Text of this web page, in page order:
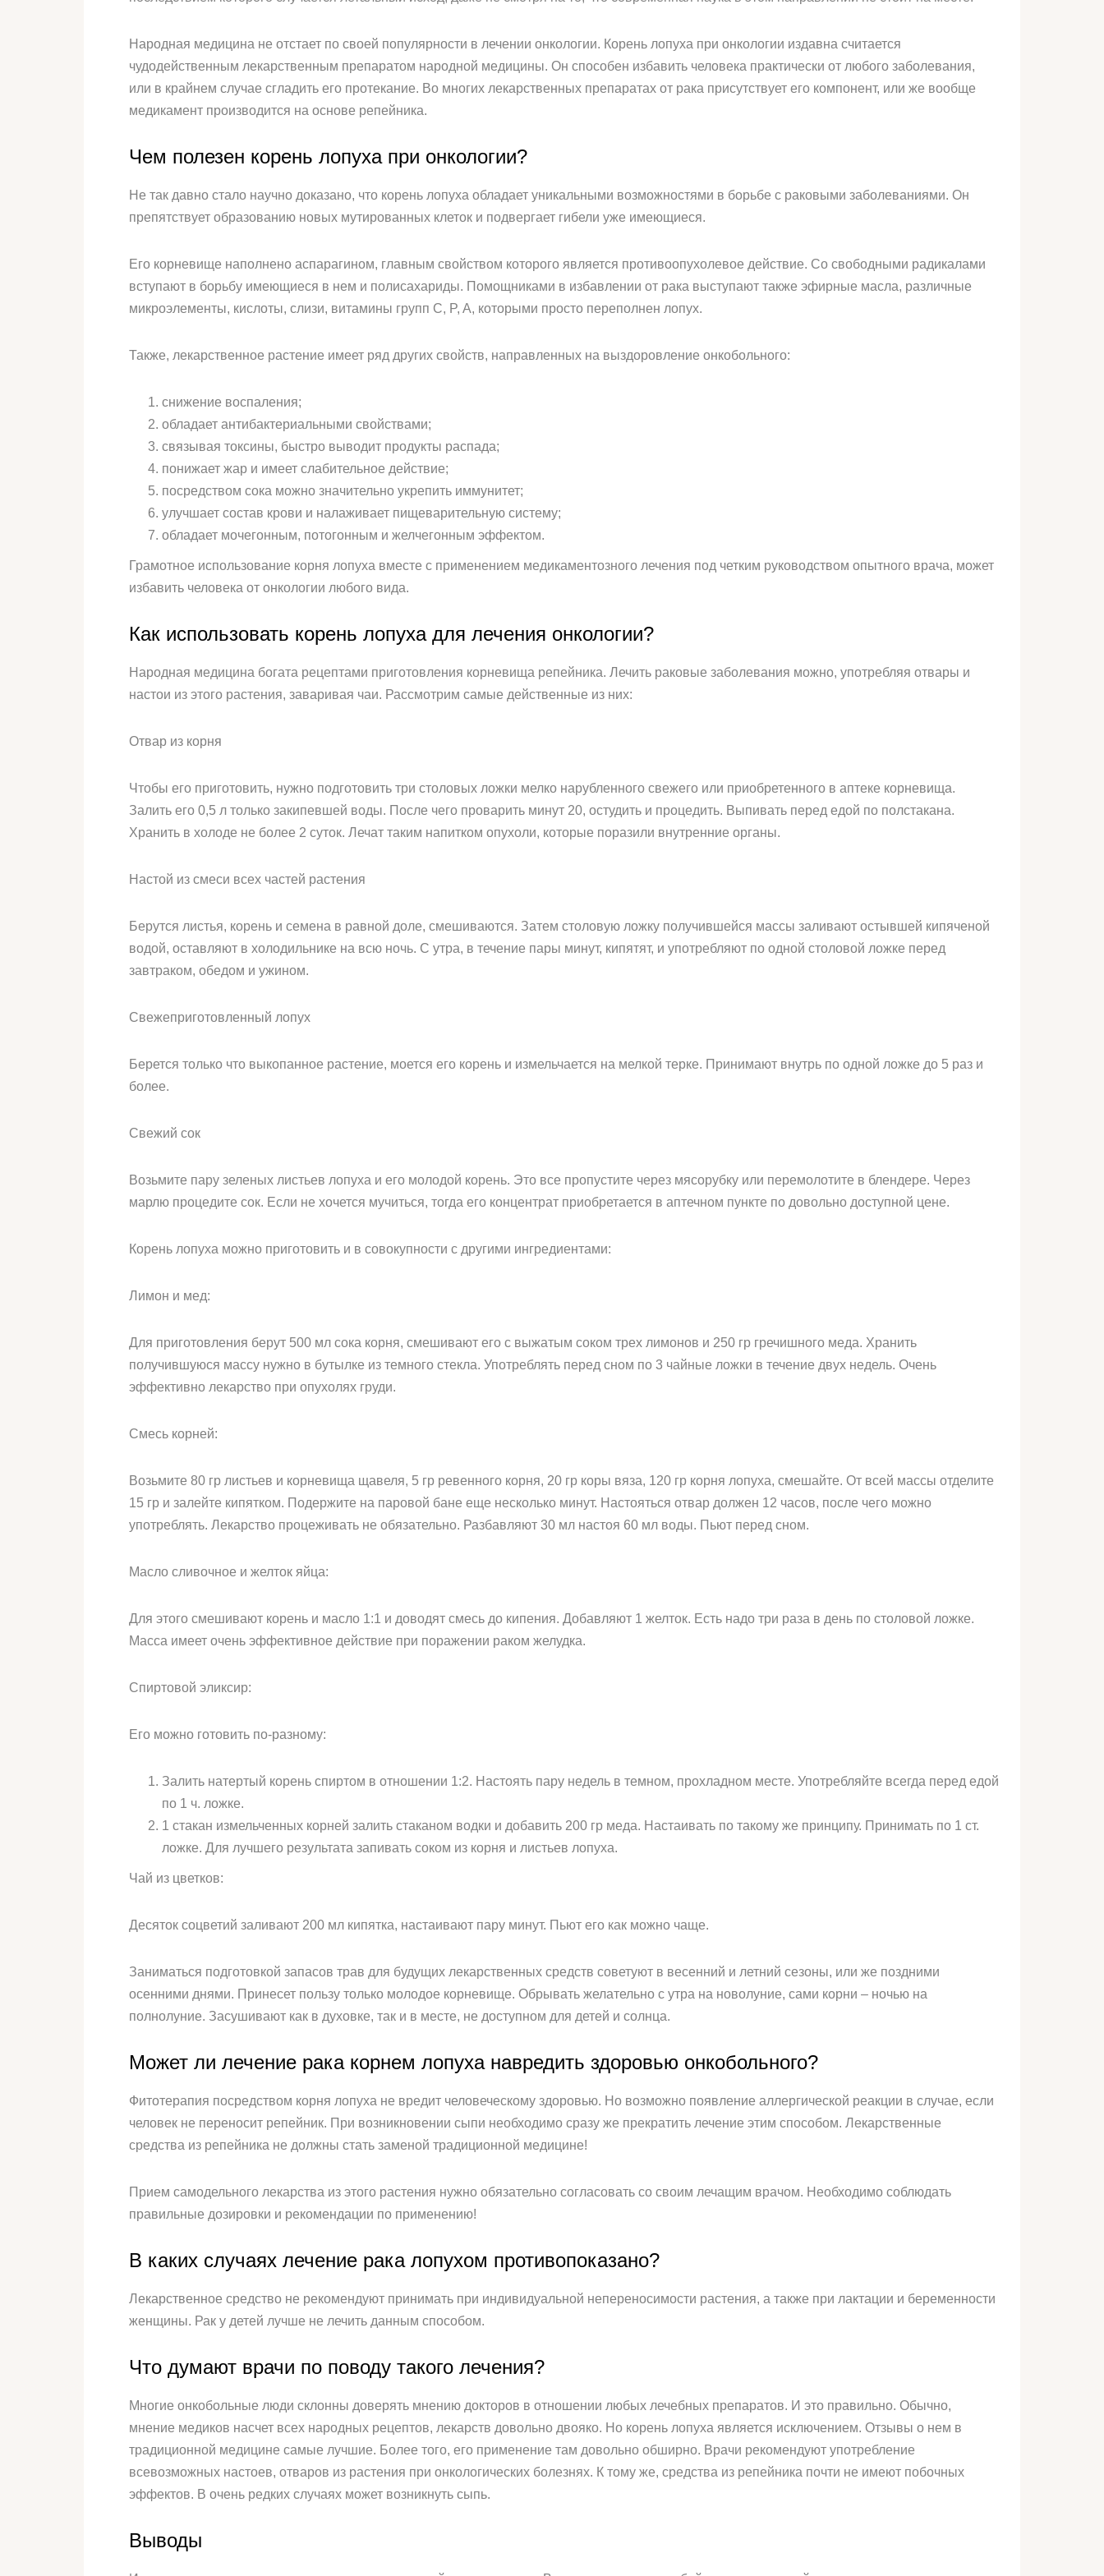
Народная медицина не отстает по своей популярности в лечении онкологии. Корень лопуха при онкологии издавна считается
чудодейственным лекарственным препаратом народной медицины. Он способен избавить человека практически от любого заболевания,
или в крайнем случае сгладить его протекание. Во многих лекарственных препаратах от рака присутствует его компонент, или же вообще
медикамент производится на основе репейника.
Чем полезен корень лопуха при онкологии?
Не так давно стало научно доказано, что корень лопуха обладает уникальными возможностями в борьбе с раковыми заболеваниями. Он
препятствует образованию новых мутированных клеток и подвергает гибели уже имеющиеся.
Его корневище наполнено аспарагином, главным свойством которого является противоопухолевое действие. Со свободными радикалами
вступают в борьбу имеющиеся в нем и полисахариды. Помощниками в избавлении от рака выступают также эфирные масла, различные
микроэлементы, кислоты, слизи, витамины групп C, P, A, которыми просто переполнен лопух.
Также, лекарственное растение имеет ряд других свойств, направленных на выздоровление онкобольного:
снижение воспаления;
обладает антибактериальными свойствами;
связывая токсины, быстро выводит продукты распада;
понижает жар и имеет слабительное действие;
посредством сока можно значительно укрепить иммунитет;
улучшает состав крови и налаживает пищеварительную систему;
обладает мочегонным, потогонным и желчегонным эффектом.
Грамотное использование корня лопуха вместе с применением медикаментозного лечения под четким руководством опытного врача, может
избавить человека от онкологии любого вида.
Как использовать корень лопуха для лечения онкологии?
Народная медицина богата рецептами приготовления корневища репейника. Лечить раковые заболевания можно, употребляя отвары и
настои из этого растения, заваривая чаи. Рассмотрим самые действенные из них:
Отвар из корня
Чтобы его приготовить, нужно подготовить три столовых ложки мелко нарубленного свежего или приобретенного в аптеке корневища.
Залить его 0,5 л только закипевшей воды. После чего проварить минут 20, остудить и процедить. Выпивать перед едой по полстакана.
Хранить в холоде не более 2 суток. Лечат таким напитком опухоли, которые поразили внутренние органы.
Настой из смеси всех частей растения
Берутся листья, корень и семена в равной доле, смешиваются. Затем столовую ложку получившейся массы заливают остывшей кипяченой
водой, оставляют в холодильнике на всю ночь. С утра, в течение пары минут, кипятят, и употребляют по одной столовой ложке перед
завтраком, обедом и ужином.
Свежеприготовленный лопух
Берется только что выкопанное растение, моется его корень и измельчается на мелкой терке. Принимают внутрь по одной ложке до 5 раз и
более.
Свежий сок
Возьмите пару зеленых листьев лопуха и его молодой корень. Это все пропустите через мясорубку или перемолотите в блендере. Через
марлю процедите сок. Если не хочется мучиться, тогда его концентрат приобретается в аптечном пункте по довольно доступной цене.
Корень лопуха можно приготовить и в совокупности с другими ингредиентами:
Лимон и мед:
Для приготовления берут 500 мл сока корня, смешивают его с выжатым соком трех лимонов и 250 гр гречишного меда. Хранить
получившуюся массу нужно в бутылке из темного стекла. Употреблять перед сном по 3 чайные ложки в течение двух недель. Очень
эффективно лекарство при опухолях груди.
Смесь корней:
Возьмите 80 гр листьев и корневища щавеля, 5 гр ревенного корня, 20 гр коры вяза, 120 гр корня лопуха, смешайте. От всей массы отделите
15 гр и залейте кипятком. Подержите на паровой бане еще несколько минут. Настояться отвар должен 12 часов, после чего можно
употреблять. Лекарство процеживать не обязательно. Разбавляют 30 мл настоя 60 мл воды. Пьют перед сном.
Масло сливочное и желток яйца:
Для этого смешивают корень и масло 1:1 и доводят смесь до кипения. Добавляют 1 желток. Есть надо три раза в день по столовой ложке.
Масса имеет очень эффективное действие при поражении раком желудка.
Спиртовой эликсир:
Его можно готовить по-разному:
Залить натертый корень спиртом в отношении 1:2. Настоять пару недель в темном, прохладном месте. Употребляйте всегда перед едой
по 1 ч. ложке.
1 стакан измельченных корней залить стаканом водки и добавить 200 гр меда. Настаивать по такому же принципу. Принимать по 1 ст.
ложке. Для лучшего результата запивать соком из корня и листьев лопуха.
Чай из цветков:
Десяток соцветий заливают 200 мл кипятка, настаивают пару минут. Пьют его как можно чаще.
Заниматься подготовкой запасов трав для будущих лекарственных средств советуют в весенний и летний сезоны, или же поздними
осенними днями. Принесет пользу только молодое корневище. Обрывать желательно с утра на новолуние, сами корни – ночью на
полнолуние. Засушивают как в духовке, так и в месте, не доступном для детей и солнца.
Может ли лечение рака корнем лопуха навредить здоровью онкобольного?
Фитотерапия посредством корня лопуха не вредит человеческому здоровью. Но возможно появление аллергической реакции в случае, если
человек не переносит репейник. При возникновении сыпи необходимо сразу же прекратить лечение этим способом. Лекарственные
средства из репейника не должны стать заменой традиционной медицине!
Прием самодельного лекарства из этого растения нужно обязательно согласовать со своим лечащим врачом. Необходимо соблюдать
правильные дозировки и рекомендации по применению!
В каких случаях лечение рака лопухом противопоказано?
Лекарственное средство не рекомендуют принимать при индивидуальной непереносимости растения, а также при лактации и беременности
женщины. Рак у детей лучше не лечить данным способом.
Что думают врачи по поводу такого лечения?
Многие онкобольные люди склонны доверять мнению докторов в отношении любых лечебных препаратов. И это правильно. Обычно,
мнение медиков насчет всех народных рецептов, лекарств довольно двояко. Но корень лопуха является исключением. Отзывы о нем в
традиционной медицине самые лучшие. Более того, его применение там довольно обширно. Врачи рекомендуют употребление
всевозможных настоев, отваров из растения при онкологических болезнях. К тому же, средства из репейника почти не имеют побочных
эффектов. В очень редких случаях может возникнуть сыпь.
Выводы